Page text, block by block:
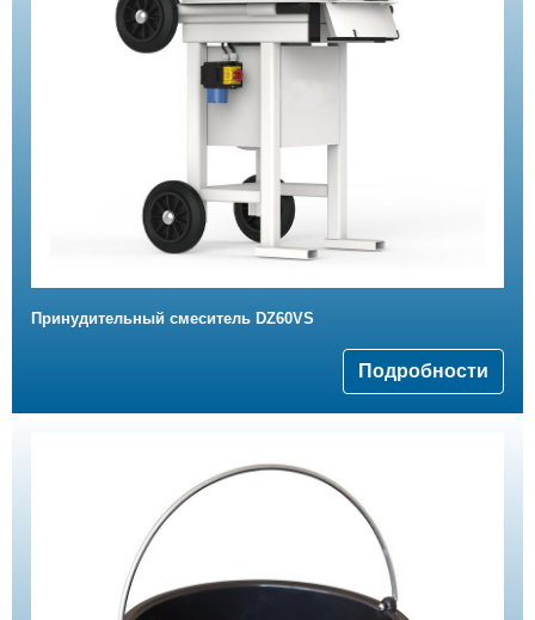
Принудительный смеситель DZ60VS
Подробности